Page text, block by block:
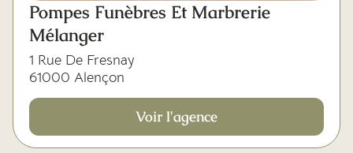
Pompes Funèbres Et Marbrerie
Mélanger
1 Rue De Fresnay
61000 Alençon
Voir l'agence